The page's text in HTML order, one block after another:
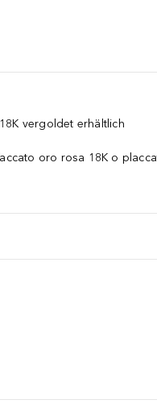
vergoldet erhältlich
oro rosa 18K o